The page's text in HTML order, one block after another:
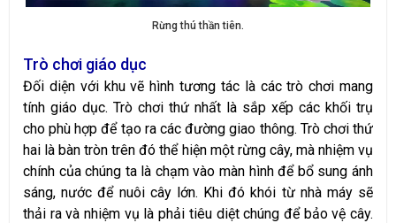
Rừng thú thần tiên.
Trò chơi giáo dục
Đối diện với khu vẽ hình tương tác là các trò chơi mang
tính giáo dục. Trò chơi thứ nhất là sắp xếp các khối trụ
cho phù hợp để tạo ra các đường giao thông. Trò chơi thứ
hai là bàn tròn trên đó thể hiện một rừng cây, mà nhiệm vụ
chính của chúng ta là chạm vào màn hình để bổ sung ánh
sáng, nước để nuôi cây lớn. Khi đó khói từ nhà máy sẽ
thải ra và nhiệm vụ là phải tiêu diệt chúng để bảo vệ cây.